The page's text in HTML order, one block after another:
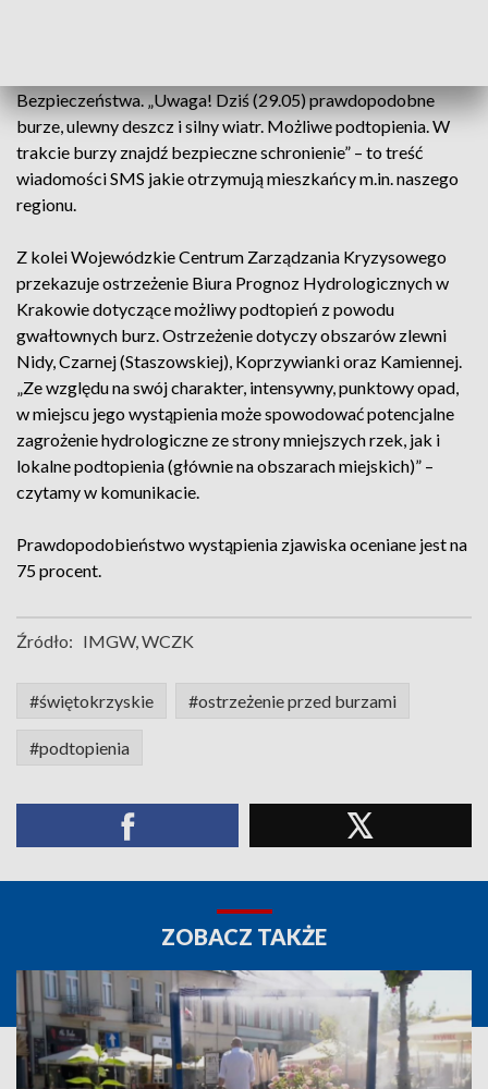
Bezpieczeństwa. „Uwaga! Dziś (29.05) prawdopodobne
burze, ulewny deszcz i silny wiatr. Możliwe podtopienia. W
trakcie burzy znajdź bezpieczne schronienie” – to treść
wiadomości SMS jakie otrzymują mieszkańcy m.in. naszego
regionu.
Z kolei Wojewódzkie Centrum Zarządzania Kryzysowego
przekazuje ostrzeżenie Biura Prognoz Hydrologicznych w
Krakowie dotyczące możliwy podtopień z powodu
gwałtownych burz. Ostrzeżenie dotyczy obszarów zlewni
Nidy, Czarnej (Staszowskiej), Koprzywianki oraz Kamiennej.
„Ze względu na swój charakter, intensywny, punktowy opad,
w miejscu jego wystąpienia może spowodować potencjalne
zagrożenie hydrologiczne ze strony mniejszych rzek, jak i
lokalne podtopienia (głównie na obszarach miejskich)” –
czytamy w komunikacie.
Prawdopodobieństwo wystąpienia zjawiska oceniane jest na
75 procent.
Źródło: IMGW, WCZK
#świętokrzyskie #ostrzeżenie przed burzami
#podtopienia
ZOBACZ TAKŻE